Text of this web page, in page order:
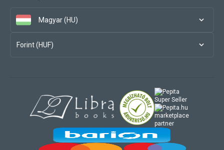
Magyar (HU)
Forint (HUF)
marketplace
partner